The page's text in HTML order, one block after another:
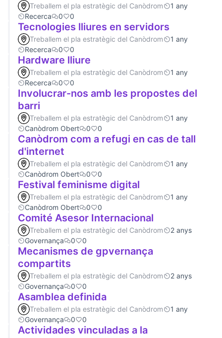
Treballem el pla estratègic del Canòdrom
1 any
Recerca
0 0
Tecnologies lliures en servidors
Treballem el pla estratègic del Canòdrom
1 any
Recerca
0 0
Hardware lliure
Treballem el pla estratègic del Canòdrom
1 any
Recerca
0 0
Involucrar-nos amb les propostes del
barri
Treballem el pla estratègic del Canòdrom
1 any
Canòdrom Obert
0 0
Canòdrom com a refugi en cas de tall
d'internet
Treballem el pla estratègic del Canòdrom
1 any
Canòdrom Obert
0 0
Festival feminisme digital
Treballem el pla estratègic del Canòdrom
1 any
Canòdrom Obert
0 0
Comité Asesor Internacional
Treballem el pla estratègic del Canòdrom
2 anys
Governança
0 0
Mecanismes de gpvernança
compartits
Treballem el pla estratègic del Canòdrom
2 anys
Governança
0 0
Asamblea definida
Treballem el pla estratègic del Canòdrom
1 any
Governança
0 0
Actividades vinculadas a la